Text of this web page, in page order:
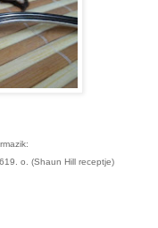
o. (Shaun Hill receptje)